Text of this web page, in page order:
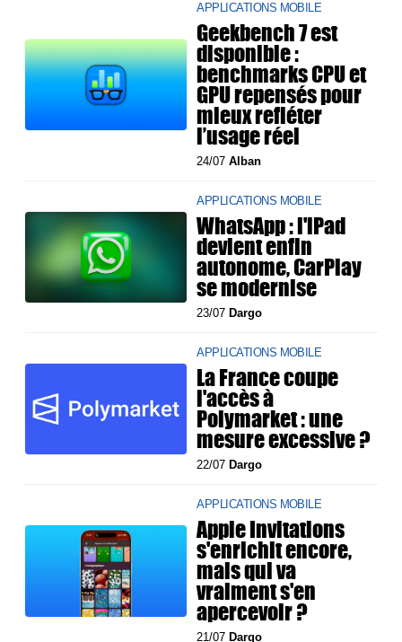
APPLICATIONS MOBILE
Geekbench 7 est
disponible :
benchmarks CPU et
GPU repensés pour
mieux refléter
l’usage réel
24/07Alban
APPLICATIONS MOBILE
WhatsApp : l'iPad
devient enfin
autonome, CarPlay
se modernise
23/07 Dargo
APPLICATIONS MOBILE
La France coupe
l'accès à
Polymarket : une
mesure excessive ?
22/07 Dargo
APPLICATIONS MOBILE
Apple Invitations
s'enrichit encore,
mais qui va
vraiment s'en
apercevoir ?
21/07 Dargo